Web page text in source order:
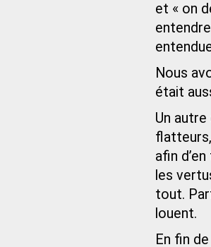
et « on
Nous
était
Un
afin
les
tout.
louent.
En fin